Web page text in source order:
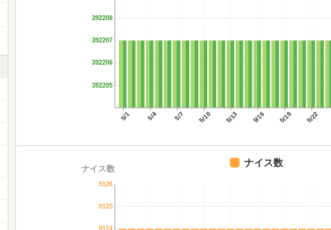
5/1 5/4 5/7 5/10 5/13 5/16 5/19 5/22
392205
392206
392207
392208
9125
9126
ナイス数
ナイス数